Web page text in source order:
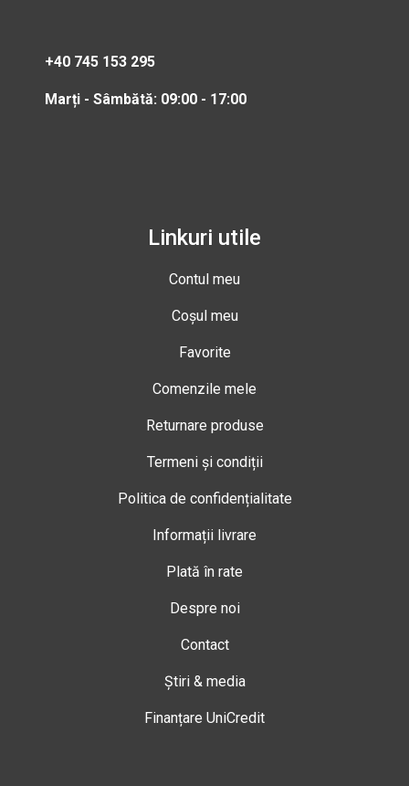
+40 745 153 295
Marți - Sâmbătă: 09:00 - 17:00
Linkuri utile
Contul meu
Coșul meu
Favorite
Comenzile mele
Returnare produse
Termeni și condiții
Politica de confidențialitate
Informații livrare
Plată în rate
Despre noi
Contact
Știri & media
Finanțare UniCredit